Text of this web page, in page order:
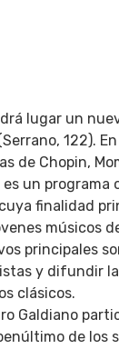
lugar un
122).
de Chopin,
es un programa
finalidad
músicos
principales
y difundir
clásicos.
Galdiano
de